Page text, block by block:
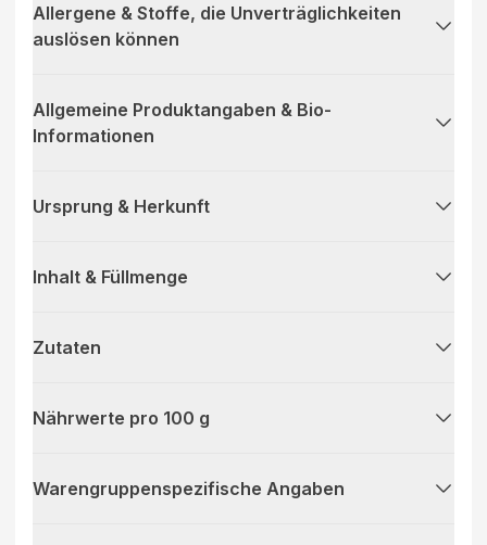
Allergene & Stoffe, die Unverträglichkeiten
auslösen können
Allgemeine Produktangaben & Bio-
Informationen
Ursprung & Herkunft
Inhalt & Füllmenge
Zutaten
Nährwerte pro 100 g
Warengruppenspezifische Angaben